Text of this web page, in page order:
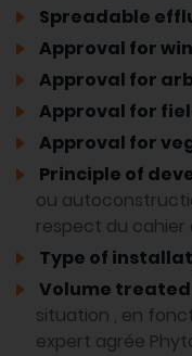
Spreadable
Approval for
Approval for
Approval for
Approval for
Principle of
ou
respect du cahier
Type of
Volume treated
situation , en
expert agrée